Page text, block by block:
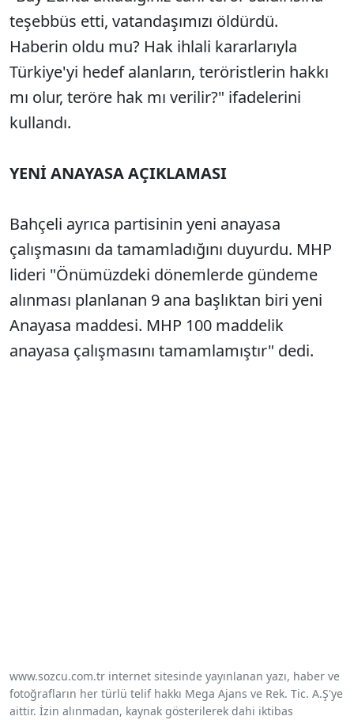
teşebbüs etti, vatandaşımızı öldürdü.
Haberin oldu mu? Hak ihlali kararlarıyla
Türkiye'yi hedef alanların, teröristlerin hakkı
mı olur, teröre hak mı verilir?" ifadelerini
kullandı.
YENİ ANAYASA AÇIKLAMASI
Bahçeli ayrıca partisinin yeni anayasa
çalışmasını da tamamladığını duyurdu. MHP
lideri "Önümüzdeki dönemlerde gündeme
alınması planlanan 9 ana başlıktan biri yeni
Anayasa maddesi. MHP 100 maddelik
anayasa çalışmasını tamamlamıştır" dedi.
www.sozcu.com.tr internet sitesinde yayınlanan yazı, haber ve
fotoğrafların her türlü telif hakkı Mega Ajans ve Rek. Tic. A.Ş'ye
aittir. İzin alınmadan, kaynak gösterilerek dahi iktibas